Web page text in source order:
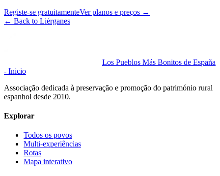
Registe-se gratuitamenteVer planos e preços →
← Back to Liérganes
Los Pueblos Más Bonitos de España
- Inicio
Associação dedicada à preservação e promoção do património rural
espanhol desde 2010.
Explorar
Todos os povos
Multi-experiências
Rotas
Mapa interativo